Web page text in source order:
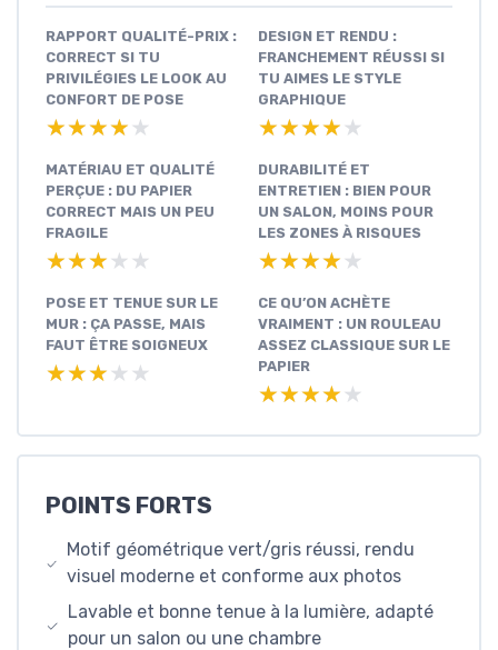
RAPPORT QUALITÉ-PRIX :
CORRECT SI TU
PRIVILÉGIES LE LOOK AU
CONFORT DE POSE
★★★★★
★★★★★
DESIGN ET RENDU :
FRANCHEMENT RÉUSSI SI
TU AIMES LE STYLE
GRAPHIQUE
★★★★★
★★★★★
MATÉRIAU ET QUALITÉ
PERÇUE : DU PAPIER
CORRECT MAIS UN PEU
FRAGILE
★★★★★
★★★★★
DURABILITÉ ET
ENTRETIEN : BIEN POUR
UN SALON, MOINS POUR
LES ZONES À RISQUES
★★★★★
★★★★★
POSE ET TENUE SUR LE
MUR : ÇA PASSE, MAIS
FAUT ÊTRE SOIGNEUX
★★★★★
★★★★★
CE QU’ON ACHÈTE
VRAIMENT : UN ROULEAU
ASSEZ CLASSIQUE SUR LE
PAPIER
★★★★★
★★★★★
POINTS FORTS
Motif géométrique vert/gris réussi, rendu
visuel moderne et conforme aux photos
Lavable et bonne tenue à la lumière, adapté
pour un salon ou une chambre